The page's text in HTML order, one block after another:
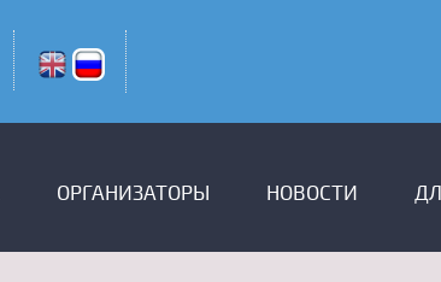
ОРГАНИЗАТОРЫ НОВОСТИ